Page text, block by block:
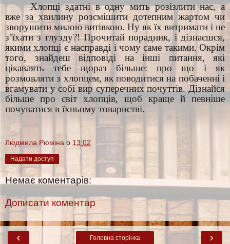
Хлопці здатні в одну мить розізлити нас, а
вже за хвилину розсмішити дотепним жартом чи
зворушити милою витівкою. Ну як їх витримати і не
з’їхати з глузду?! Прочитай порадник, і дізнаєшся,
якими хлопці є насправді і чому саме такими. Окрім
того, знайдеш відповіді на інші питання, які
цікавлять тебе щораз більше: про що і як
розмовляти з хлопцем, як поводитися на побаченні і
вгамувати у собі вир суперечних почуттів. Дізнайся
більше про світ хлопців, щоб краще й певніше
почуватися в їхньому товаристві.
Людмила Рюміна о 13:02
Надати доступ
Немає коментарів:
Дописати коментар
‹ ›
Головна сторінка